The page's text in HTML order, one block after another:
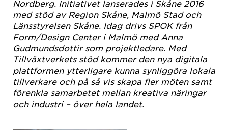
Nordberg. Initiativet lanserades i Skåne 2016
med stöd av Region Skåne, Malmö Stad och
Länsstyrelsen Skåne. Idag drivs SPOK från
Form/Design Center i Malmö med Anna
Gudmundsdottir som projektledare. Med
Tillväxtverkets stöd kommer den nya digitala
plattformen ytterligare kunna synliggöra lokala
tillverkare och på så vis skapa fler möten samt
förenkla samarbetet mellan kreativa näringar
och industri – över hela landet.